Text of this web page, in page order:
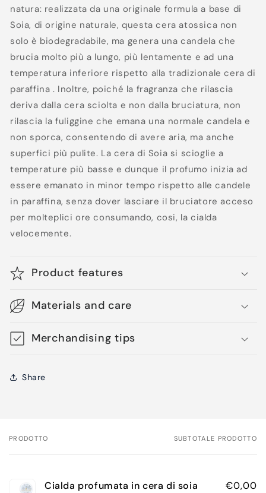
natura: realizzata da una originale formula a base di
Soia, di origine naturale, questa cera atossica non
solo è biodegradabile, ma genera una candela che
brucia molto più a lungo, più lentamente e ad una
temperatura inferiore rispetto alla tradizionale cera di
paraffina . Inoltre, poiché la fragranza che rilascia
deriva dalla cera sciolta e non dalla bruciatura, non
rilascia la fuliggine che emana una normale candela e
non sporca, consentendo di avere aria, ma anche
superfici più pulite. La cera di Soia si scioglie a
temperature più basse e dunque il profumo inizia ad
essere emanato in minor tempo rispetto alle candele
in paraffina, senza dover lasciare il bruciatore acceso
per molteplici ore consumando, cosi, la cialda
velocemente.
Product features
Materials and care
Merchandising tips
Share
Il
PRODOTTO SUBTOTALE PRODOTTO
Cialda profumata in cera di soia
€0,00